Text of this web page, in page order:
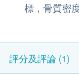
標，骨質密
評分及評論 (1)